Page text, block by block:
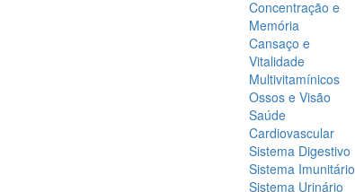
Concentração e
Memória
Cansaço e
Vitalidade
Multivitamínicos
Ossos e Visão
Saúde
Cardiovascular
Sistema Digestivo
Sistema Imunitário
Sistema Urinário